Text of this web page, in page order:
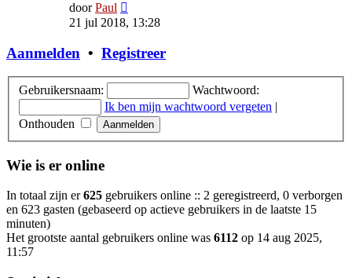
doorPaul
laatste
21 jul 2018, 13:28
Aanmelden • Registreer
Gebruikersnaam:
Wachtwoord:
Ik ben mijn wachtwoord vergeten |
Onthouden
Wie is er online
In totaal zijn er625 gebruikers online :: 2 geregistreerd, 0 verborgen
en 623 gasten (gebaseerd op actieve gebruikers in de laatste 15
minuten)
Het grootste aantal gebruikers online was 6112 op 14 aug 2025,
11:57